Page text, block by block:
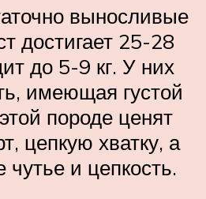
выносливые
достигает 25-28
до 5-9 кг. У них
имеющая густой
породе ценят
цепкую хватку, а
чутье и цепкость.